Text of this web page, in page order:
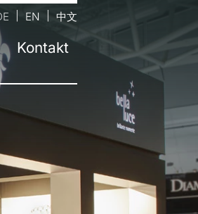
EN 中文
Kontakt
München